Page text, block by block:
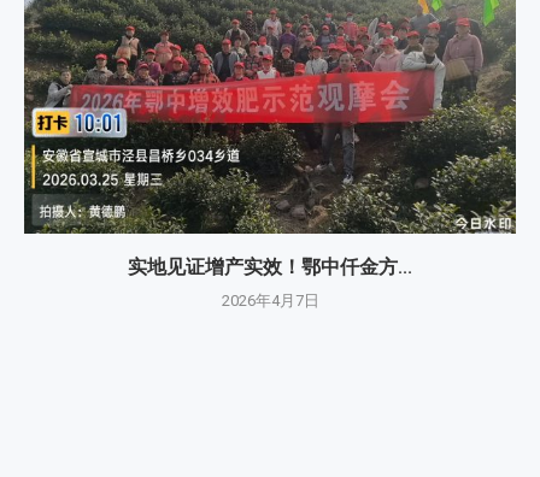
实地见证增产实效！鄂中仟金方...
2026年4月7日